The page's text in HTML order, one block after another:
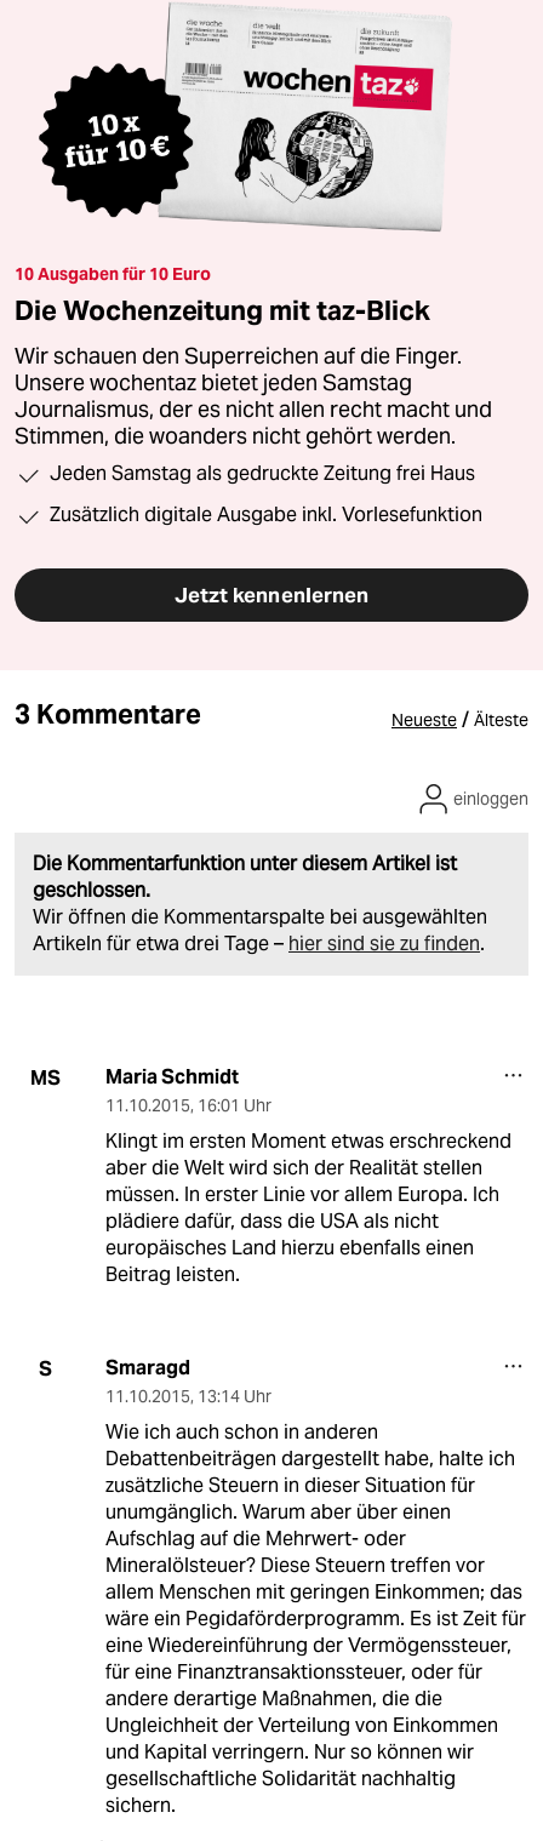
10 Ausgaben für 10 Euro
Die Wochenzeitung mit taz-Blick
Wir schauen den Superreichen auf die Finger.
Unsere wochentaz bietet jeden Samstag
Journalismus, der es nicht allen recht macht und
Stimmen, die woanders nicht gehört werden.
Jeden Samstag als gedruckte Zeitung frei Haus
Zusätzlich digitale Ausgabe inkl. Vorlesefunktion
Jetzt kennenlernen
3 Kommentare Neueste / Älteste
Die Kommentarfunktion unter diesem Artikel ist
geschlossen.
Wir öffnen die Kommentarspalte bei ausgewählten
Artikeln für etwa drei Tage – hier sind sie zu finden.
einloggen
MS Maria Schmidt
11.10.2015, 16:01 Uhr
Klingt im ersten Moment etwas erschreckend
aber die Welt wird sich der Realität stellen
müssen. In erster Linie vor allem Europa. Ich
plädiere dafür, dass die USA als nicht
europäisches Land hierzu ebenfalls einen
Beitrag leisten.
S Smaragd
11.10.2015, 13:14 Uhr
Wie ich auch schon in anderen
Debattenbeiträgen dargestellt habe, halte ich
zusätzliche Steuern in dieser Situation für
unumgänglich. Warum aber über einen
Aufschlag auf die Mehrwert- oder
Mineralölsteuer? Diese Steuern treffen vor
allem Menschen mit geringen Einkommen; das
wäre ein Pegidaförderprogramm. Es ist Zeit für
eine Wiedereinführung der Vermögenssteuer,
für eine Finanztransaktionssteuer, oder für
andere derartige Maßnahmen, die die
Ungleichheit der Verteilung von Einkommen
und Kapital verringern. Nur so können wir
gesellschaftliche Solidarität nachhaltig
sichern.